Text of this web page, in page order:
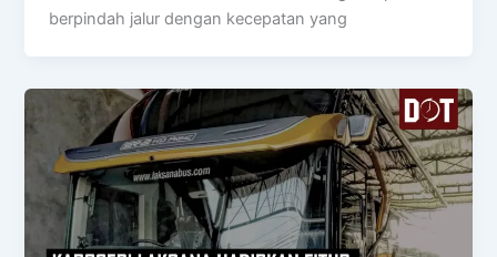
berpindah jalur dengan kecepatan yang